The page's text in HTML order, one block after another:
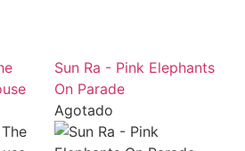
Sun Ra - Pink Elephants
On Parade
Agotado